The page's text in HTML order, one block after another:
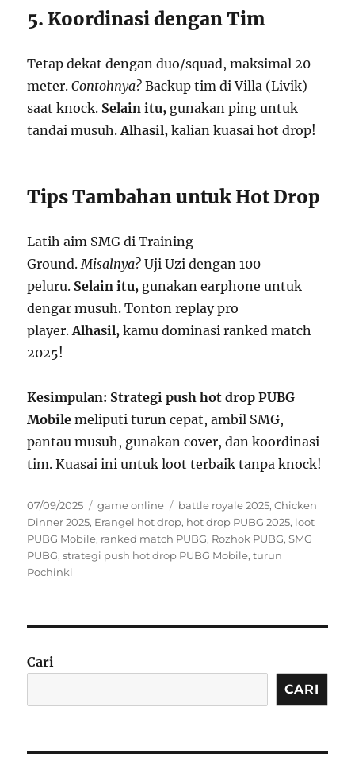
5. Koordinasi dengan Tim
Tetap dekat dengan duo/squad, maksimal 20
meter.Contohnya? Backup tim di Villa (Livik)
saat knock. Selain itu, gunakan ping untuk
tandai musuh.Alhasil, kalian kuasai hot drop!
Tips Tambahan untuk Hot Drop
Latih aim SMG di Training
Ground. Misalnya? Uji Uzi dengan 100
peluru. Selain itu, gunakan earphone untuk
dengar musuh. Tonton replay pro
player.Alhasil, kamu dominasi ranked match
2025!
Kesimpulan: Strategi push hot drop PUBG
Mobile meliputi turun cepat, ambil SMG,
pantau musuh, gunakan cover, dan koordinasi
tim. Kuasai ini untuk loot terbaik tanpa knock!
Posted
on
07/09/2025 Categories
game online Tags
battle royale 2025,Chicken
Dinner 2025, Erangel hot drop, hot drop PUBG 2025, loot
PUBG Mobile, ranked match PUBG, Rozhok PUBG,SMG
PUBG,strategi push hot drop PUBG Mobile,turun
Pochinki
Cari
CARI